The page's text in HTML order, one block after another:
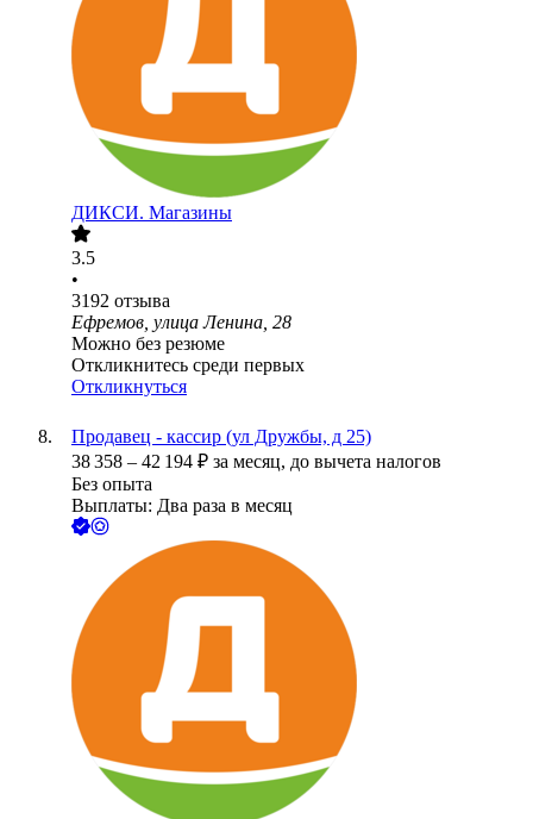
ДИКСИ. Магазины
3.5
•
3192 отзыва
Ефремов, улица Ленина, 28
Можно без резюме
Откликнитесь среди первых
Откликнуться
Продавец - кассир (ул Дружбы, д 25)
38 358 – 42 194 ₽ за месяц, до вычета налогов
Без опыта
Выплаты: Два раза в месяц